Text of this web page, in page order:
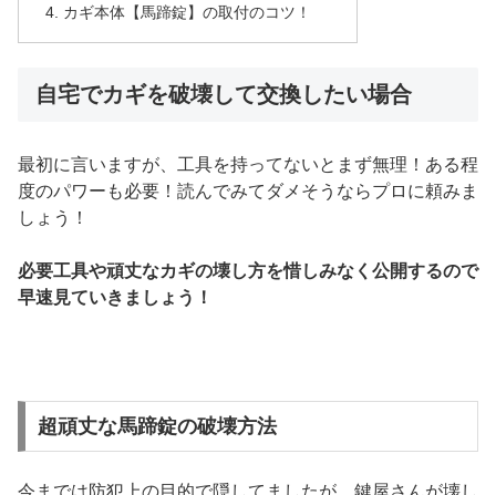
カギ本体【馬蹄錠】の取付のコツ！
自宅でカギを破壊して交換したい場合
最初に言いますが、工具を持ってないとまず無理！ある程
度のパワーも必要！読んでみてダメそうならプロに頼みま
しょう！
必要工具や頑丈なカギの壊し方を惜しみなく公開するので
早速見ていきましょう！
超頑丈な馬蹄錠の破壊方法
今までは防犯上の目的で隠してましたが、鍵屋さんが壊し